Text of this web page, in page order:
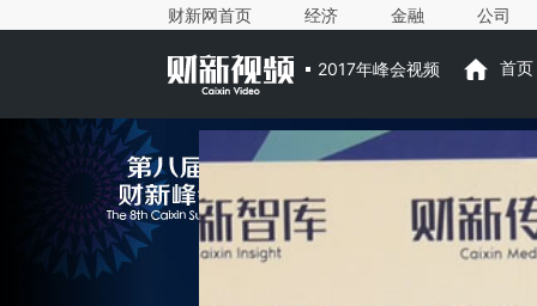
财新网首页 经济 金融 公司
2017年峰会视频 首页